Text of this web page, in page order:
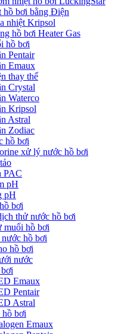
hồ bơi bằng Điện
nhiệt Kripsol
hồ bơi Heater Gas
hồ bơi
Pentair
Emaux
thay thế
Crystal
Waterco
Kripsol
Astral
Zodiac
hồ bơi
xử lý nước hồ bơi
PAC
pH
pH
bơi
thử nước hồ bơi
muối hồ bơi
nước hồ bơi
hồ bơi
nước
Emaux
Pentair
Astral
bơi
Emaux